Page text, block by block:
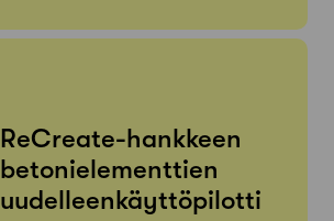
ReCreate-hankkeen
betonielementtien
uudelleenkäyttöpilotti